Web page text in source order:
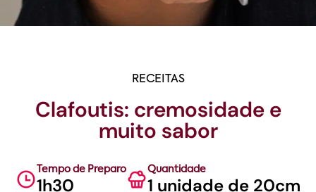
RECEITAS
Clafoutis: cremosidade e
muito sabor
Tempo de Preparo
1h30
Quantidade
1 unidade de 20cm